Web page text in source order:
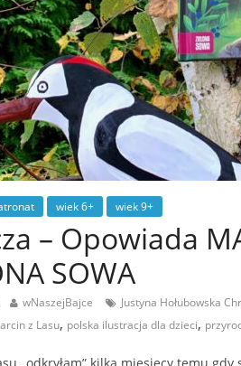
wiek 6+ wiek 9+
– Opowiada
SOWA
wNaszejBajce Justyna Hołubowska
z Lasu, polska ilustracja dla dzieci,